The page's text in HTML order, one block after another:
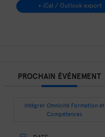
+ iCal / Outlook export
PROCHAIN ÉVÉNEMENT
Intégrer Omnicité Formation et
Compétences